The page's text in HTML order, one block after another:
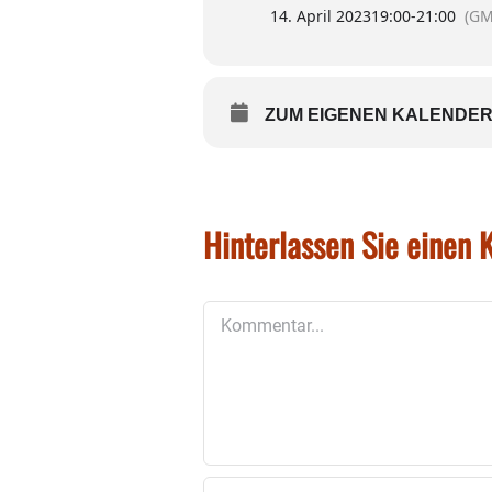
14. April 202319:00-21:00
ZUM EIGENEN
Hinterlassen Sie einen